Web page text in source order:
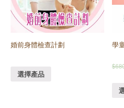
婚前身體檢查計劃
選擇產品
學
$